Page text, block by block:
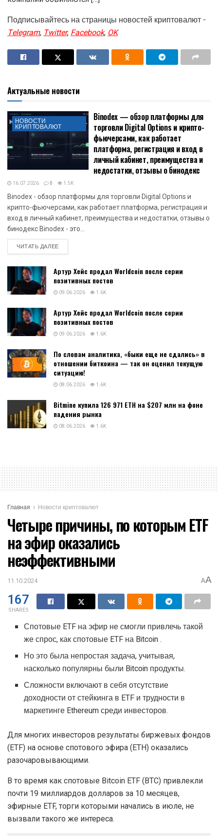
Подписывайтесь на страницы новостей криптовалют -
Telegram, Twitter, Facebook, OK
Актуальные новости
НОВОСТИ
КРИПТОВАЛЮТ
Binodex — обзор платформы для
торговли Digital Options и крипто-
фьючерсами, как работает
платформа, регистрация и вход в
личный кабинет, преимущества и
недостатки, отзывы о бинодекс
16.07.2026 0 1.5K
Binodex - обзор платформы для торговли Digital Options и
крипто-фьючерсами, как работает платформа, регистрация и
вход в личный кабинет, преимущества и недостатки, отзывы о
бинодекс Binodex - это...
ЧИТАТЬ ДАЛЕЕDETAILS
Артур Хейс продал Worldcoin после серии
позитивных постов
09.06.2026 1.6K
Артур Хейс продал Worldcoin после серии
позитивных постов
09.06.2026 1.6K
По словам аналитика, «быки еще не сдались» в
отношении биткоина — так он оценил текущую
ситуацию!
08.06.2026 1.6K
Bitmine купила 126 971 ETH на $207 млн на фоне
падения рынка
08.06.2026 1.6K
Главная Новости криптовалют
Четыре причины, по которым ETF
на эфир оказались
неэффективными
11.10.2024 AA
167
SHARES
Спотовые ETF на эфир не смогли привлечь такой
же спрос, как спотовые ETF на Bitcoin .
Но это была непростая задача, учитывая,
насколько популярны были Bitcoin продукты.
Сложности включают в себя отсутствие
доходности от стейкинга в ETF и трудности в
маркетинге Ethereum среди инвесторов.
Для многих инвесторов результаты биржевых фондов
(ETF) на основе спотового эфира (ETH) оказались
разочаровывающими.
В то время как спотовые Bitcoin ETF (BTC) привлекли
почти 19 миллиардов долларов за 10 месяцев,
эфирные ETF, торги которыми начались в июле, не
вызвали такого же интереса.